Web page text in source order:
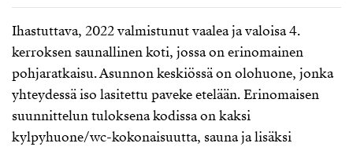
Ihastuttava, 2022 valmistunut vaalea ja valoisa 4.
kerroksen saunallinen koti, jossa on erinomainen
pohjaratkaisu. Asunnon keskiössä on olohuone, jonka
yhteydessä iso lasitettu paveke etelään. Erinomaisen
suunnittelun tuloksena kodissa on kaksi
kylpyhuone/wc-kokonaisuutta, sauna ja lisäksi